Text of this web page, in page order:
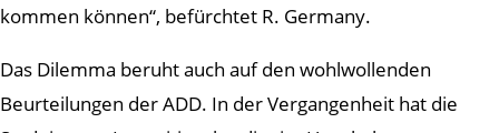
kommen können“, befürchtet R. Germany.
Das Dilemma beruht auch auf den wohlwollenden
Beurteilungen der ADD. In der Vergangenheit hat die